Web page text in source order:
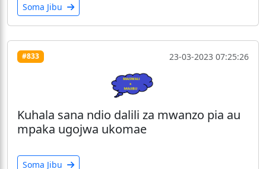
Soma Jibu
#833 23-03-2023 07:25:26
Kuhala sana ndio dalili za mwanzo pia au
mpaka ugojwa ukomae
Soma Jibu